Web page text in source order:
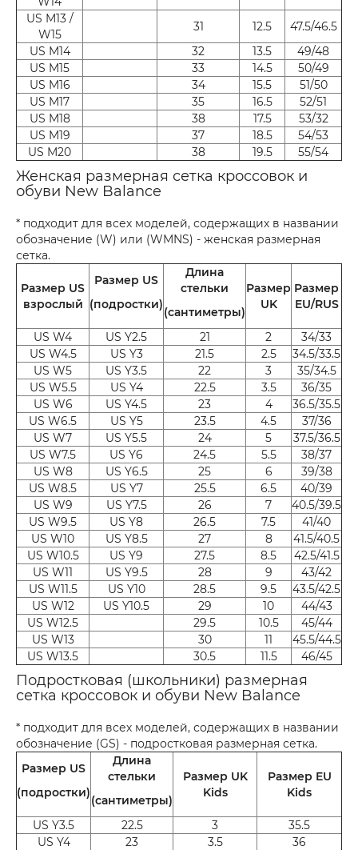
US M13 /
W15
31 12.5
47.5/46.5
US M14
32 13.5
49/48
US M15
33 14.5
50/49
US M16
34 15.5
51/50
US M17
35 16.5
52/51
US M18
38 17.5
53/32
US M19
37 18.5
54/53
US M20
38 19.5 55/54
Женская размерная сетка кроссовок и
обуви New Balance
* подходит для всех моделей, содержащих в названии
обозначение (W) или (WMNS) - женская размерная
сетка.
Размер US
взрослый
Размер US
(подростки)
Длина
стельки
(сантиметры)
Размер
UK
Размер
EU/RUS
US W4 US Y2.5 21 2
34/33
US W4.5
US Y3 21.5 2.5
34.5/33.5
US W5
US Y3.5 22 3
35/34.5
US W5.5
US Y4 22.5 3.5
36/35
US W6
US Y4.5 23 4
36.5/35.5
US W6.5
US Y5 23.5 4.5
37/36
US W7
US Y5.5 24 5
37.5/36.5
US W7.5
US Y6 24.5 5.5
38/37
US W8
US Y6.5 25 6
39/38
US W8.5
US Y7 25.5 6.5
40/39
US W9
US Y7.5 26 7
40.5/39.5
US W9.5
US Y8 26.5 7.5
41/40
US W10
US Y8.5 27 8
41.5/40.5
US W10.5
US Y9 27.5 8.5
42.5/41.5
US W11
US Y9.5 28 9
43/42
US W11.5
US Y10 28.5 9.5
43.5/42.5
US W12
US Y10.5 29 10
44/43
US W12.5
29.5 10.5
45/44
US W13
30 11
45.5/44.5
US W13.5
30.5 11.5 46/45
Подростковая (школьники) размерная
сетка кроссовок и обуви New Balance
* подходит для всех моделей, содержащих в названии
обозначение (GS) - подростковая размерная сетка.
Размер US
(подростки)
Длина
стельки
(сантиметры)
Размер UK
Kids
Размер EU
Kids
US Y3.5 22.5 3
35.5
US Y4
23 3.5
36